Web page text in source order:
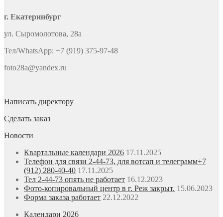
г. Екатеринбург
ул. Сыромолотова, 28а
Тел/WhatsApp: +7 (919) 375-97-48
foto28a@yandex.ru
Написать директору
Сделать заказ
Новости
Квартальные календари 2026 17.11.2025
Телефон для связи 2-44-73, для вотсап и телеграмм+7
(912) 280-40-40 17.11.2025
Тел 2-44-73 опять не работает 16.12.2023
Фото-копировальный центр в г. Реж закрыт. 15.06.2023
Форма заказа работает 22.12.2022
Календари 2026